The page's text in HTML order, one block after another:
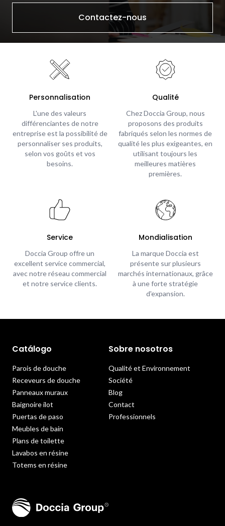
Contactez-nous
Personnalisation
L'une des valeurs
différenciantes de notre
entreprise est la possibilité de
personnaliser ses produits,
selon vos goûts et vos
besoins.
Qualité
Chez Doccia Group, nous
proposons des produits
fabriqués selon les normes de
qualité les plus exigeantes, en
utilisant toujours les
meilleures matières
premières.
Service
Doccia Group offre un
excellent service commercial,
avec notre réseau commercial
et notre service clients.
Mondialisation
La marque Doccia est
présente sur plusieurs
marchés internationaux, grâce
à une forte stratégie
d'expansion.
Catálogo
Parois de douche
Receveurs de douche
Panneaux muraux
Baignoire ilot
Puertas de paso
Meubles de bain
Plans de toilette
Lavabos en résine
Totems en résine
Sobre nosotros
Qualité et Environnement
Société
Blog
Contact
Professionnels